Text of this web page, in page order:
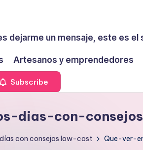
dejarme un mensaje, este es el
Artesanos y emprendedores
Subscribe
dias-con-
días con consejos low-cost Que-ver-